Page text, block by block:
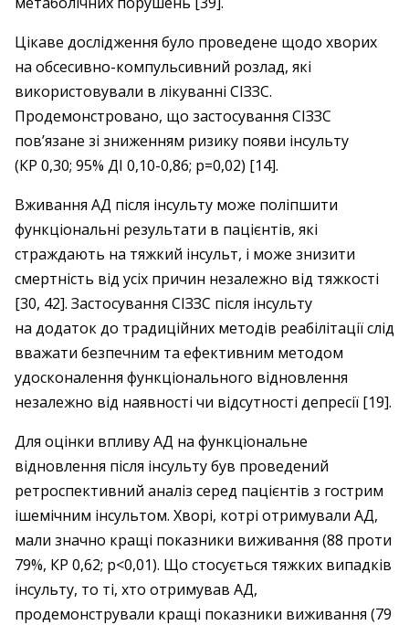
Цікаве дослідження було проведене щодо хворих
на обсесивно-компульсивний розлад, які
використовували в лікуванні СІЗЗС.
Продемонстровано, що застосування СІЗЗС
пов’язане зі зниженням ризику появи інсульту
(КР 0,30; 95% ДІ 0,10-0,86; p=0,02) [14].
Вживання АД після інсульту може поліпшити
функціональні результати в пацієнтів, які
страждають на тяжкий інсульт, і може знизити
смертність від усіх причин незалежно від тяжкості
[30, 42]. Застосування СІЗЗС після інсульту
на додаток до традиційних методів реабілітації слід
вважати безпечним та ефективним методом
удосконалення функціонального відновлення
незалежно від наявності чи відсутності депресії [19].
Для оцінки впливу АД на функціональне
відновлення після інсульту був проведений
ретроспективний аналіз серед пацієнтів з гострим
ішемічним інсультом. Хворі, котрі отримували АД,
мали значно кращі показники виживання (88 проти
79%, КР 0,62; p<0,01). Що стосується тяжких випадків
інсульту, то ті, хто отримував АД,
продемонстрували кращі показники виживання (79